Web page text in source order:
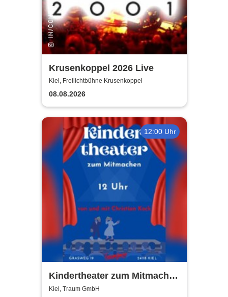
Krusenkoppel 2026 Live
Kiel, Freilichtbühne Krusenkoppel
08.08.2026
12:00 Uhr
Kindertheater zum Mitmachen
| Traum GmbH
Kiel, Traum GmbH